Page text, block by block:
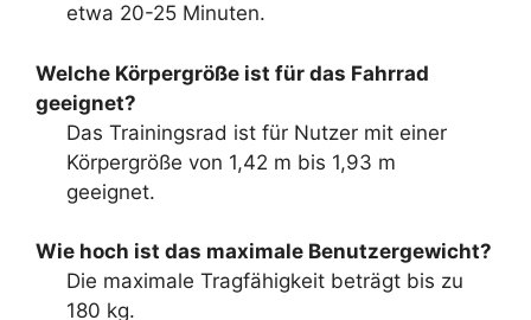
etwa 20-25 Minuten.
Welche Körpergröße ist für das Fahrrad
geeignet?
Das Trainingsrad ist für Nutzer mit einer
Körpergröße von 1,42 m bis 1,93 m
geeignet.
Wie hoch ist das maximale Benutzergewicht?
Die maximale Tragfähigkeit beträgt bis zu
180 kg.